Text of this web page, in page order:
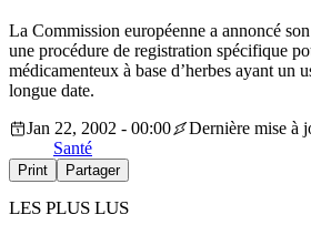
La Commission européenne a annoncé
une procédure de registration spécifique
médicamenteux à base d’herbes ayant un
longue date.
Jan 22, 2002 - 00:00
Dernière mise à
Santé
Print Partager
LES PLUS LUS